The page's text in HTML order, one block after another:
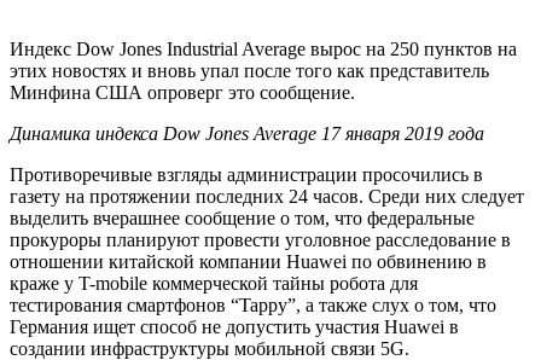
Индекс Dow Jones Industrial Average вырос на 250 пунктов на
этих новостях и вновь упал после того как представитель
Минфина США опроверг это сообщение.
Динамика индекса Dow Jones Average 17 января 2019 года
Противоречивые взгляды администрации просочились в
газету на протяжении последних 24 часов. Среди них следует
выделить вчерашнее сообщение о том, что федеральные
прокуроры планируют провести уголовное расследование в
отношении китайской компании Huawei по обвинению в
краже у T-mobile коммерческой тайны робота для
тестирования смартфонов “Tappy”, а также слух о том, что
Германия ищет способ не допустить участия Huawei в
создании инфраструктуры мобильной связи 5G.